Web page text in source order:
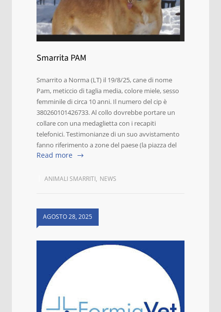
Smarrita PAM
Smarrito a Norma (LT) il 19/8/25, cane di nome
Pam, meticcio di taglia media, colore miele, sesso
femminile di circa 10 anni. Il numero del cip è
380260101426733. Al collo dovrebbe portare un
collare con una medaglietta con i recapiti
telefonici. Testimonianze di un suo avvistamento
fanno riferimento a zone del paese (la piazza del
Read more
ANIMALI SMARRITI, NEWS
AGOSTO 28, 2025